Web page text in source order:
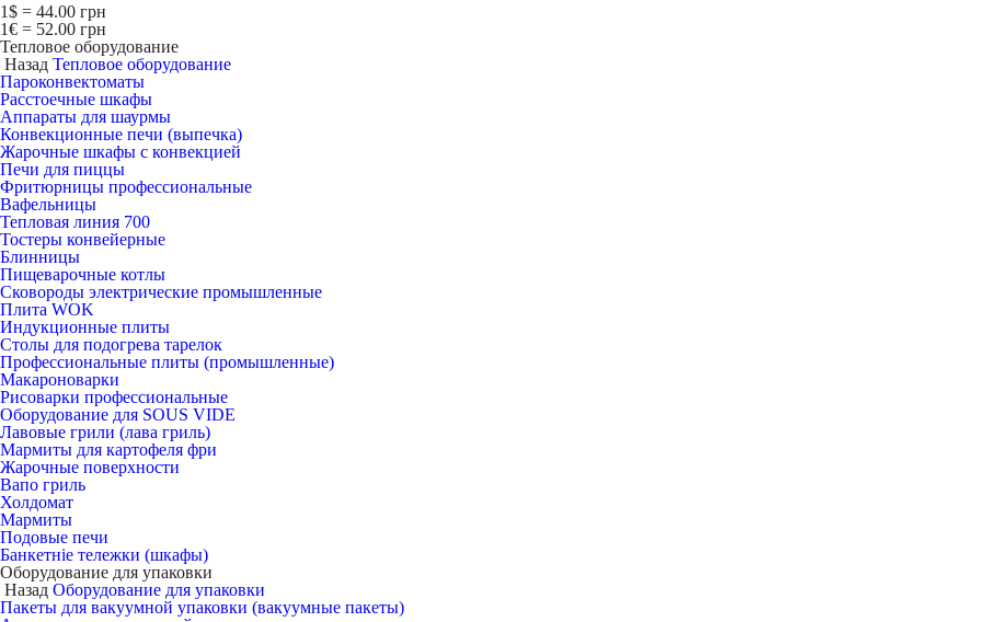
1$ = 44.00 грн
1€ = 52.00 грн
Тепловое оборудование
Назад Тепловое оборудование
Пароконвектоматы
Расcтоечные шкафы
Аппараты для шаурмы
Конвекционные печи (выпечка)
Жарочные шкафы с конвекцией
Печи для пиццы
Фритюрницы профессиональные
Вафельницы
Тепловая линия 700
Тостеры конвейерные
Блинницы
Пищеварочные котлы
Сковороды электрические промышленные
Плита WOK
Индукционные плиты
Столы для подогрева тарелок
Профессиональные плиты (промышленные)
Макароноварки
Рисоварки профессиональные
Оборудование для SOUS VIDE
Лавовые грили (лава гриль)
Мармиты для картофеля фри
Жарочные поверхности
Вапо гриль
Холдомат
Мармиты
Подовые печи
Банкетніе тележки (шкафы)
Оборудование для упаковки
Назад Оборудование для упаковки
Пакеты для вакуумной упаковки (вакуумные пакеты)